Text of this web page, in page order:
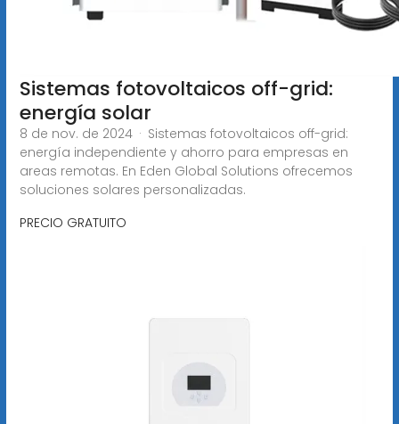
Sistemas fotovoltaicos off-grid:
energía solar
8 de nov. de 2024 · Sistemas fotovoltaicos off-grid:
energía independiente y ahorro para empresas en
areas remotas. En Eden Global Solutions ofrecemos
soluciones solares personalizadas.
PRECIO GRATUITO